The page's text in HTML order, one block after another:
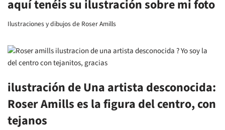
aquí tenéis su ilustración sobre mi foto
Ilustraciones y dibujos de Roser Amills
ilustración de Una artista desconocida:
Roser Amills es la figura del centro, con
tejanos